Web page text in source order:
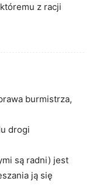
z racji
burmistrza,
drogi
są radni) jest
ją się